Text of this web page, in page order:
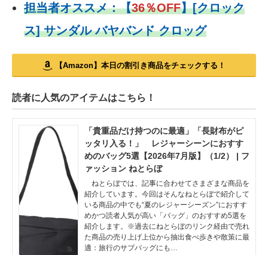
担当者オススメ：【36％OFF】[クロック
ス] サンダル バヤバンド クロッグ
【Amazon】本日の割引き商品をチェックする！
読者に人気のアイテムはこちら！
「貴重品だけ持つのに最適」「長財布がピ
ッタリ入る！」 レジャーシーンにおすす
めのバッグ5選【2026年7月版】（1/2） | フ
ァッション ねとらぼ
ねとらぼでは、記事に合わせてさまざまな商品を
紹介しています。今回はそんなねとらぼで紹介して
いる商品の中でも“夏のレジャーシーズン”におすす
めかつ読者人気が高い「バッグ」のおすすめ5選を
紹介します。※過去にねとらぼのリンク経由で売れ
た商品の売り上げ上位から抽出食べ歩きや散策に最
適：旅行のサブバッグにも…